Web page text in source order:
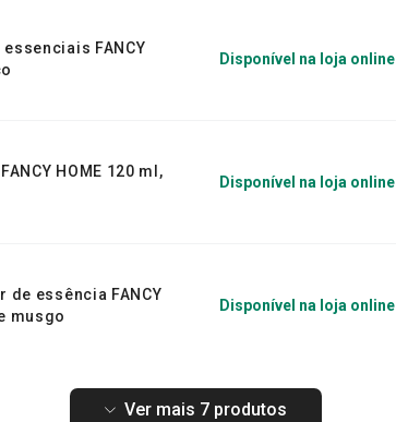
FANCY
Disponível na loja online
HOME 120 ml,
Disponível na loja online
de essência FANCY
musgo
Disponível na loja online
Ver mais 7 produtos